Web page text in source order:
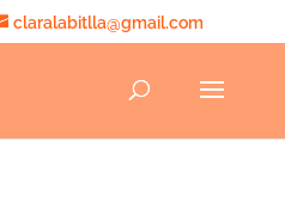
claralabitlla@gmail.com